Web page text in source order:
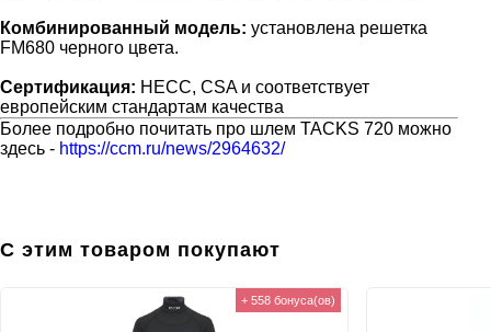
Комбинированный модель: установлена решетка
FM680 черного цвета.
Сертификация: HECC, CSA и соответствует
европейским стандартам качества
Более подробно почитать про шлем TACKS 720 можно
здесь - https://ccm.ru/news/2964632/
С этим товаром покупают
+ 558 бонуса(ов)